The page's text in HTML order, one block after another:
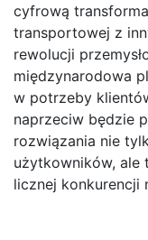
cyfrową
transportowej z
rewolucji
międzynarodowa
w potrzeby
naprzeciw będzie
rozwiązania nie
użytkowników, ale
licznej konkurencji